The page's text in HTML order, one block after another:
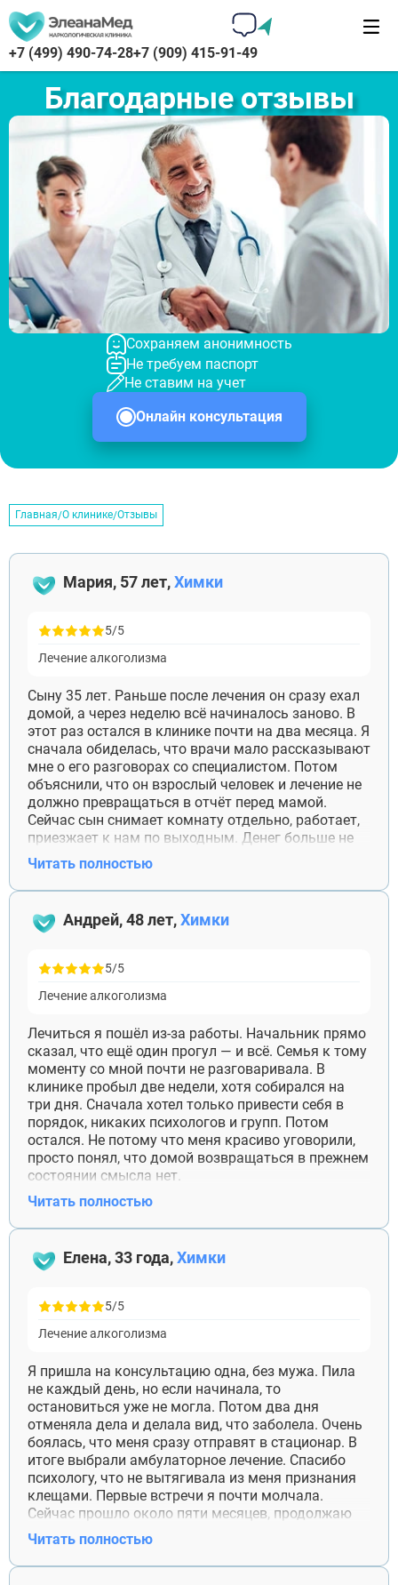
+7 (499) 490-74-28+7 (909) 415-91-49
Благодарные отзывы
Сохраняем анонимность
Не требуем паспорт
Не ставим на учет
Онлайн консультация
Главная О клинике Отзывы
Мария, 57 лет,Химки
5/5
Лечение алкоголизма
Сыну 35 лет. Раньше после лечения он сразу ехал
домой, а через неделю всё начиналось заново. В
этот раз остался в клинике почти на два месяца. Я
сначала обиделась, что врачи мало рассказывают
мне о его разговорах со специалистом. Потом
объяснили, что он взрослый человек и лечение не
должно превращаться в отчёт перед мамой.
Сейчас сын снимает комнату отдельно, работает,
приезжает к нам по выходным. Денег больше не
просит. Недавно сам купил отцу лекарства, хотя
раньше даже не спрашивал, что ему нужно.
Спасибо специалистам ещё и за работу со мной. Я
поняла, что помощь — это не постоянные
проверки и спасение от каждой неприятности.
Читать полностью
Андрей, 48 лет,Химки
5/5
Лечение алкоголизма
Лечиться я пошёл из-за работы. Начальник прямо
сказал, что ещё один прогул — и всё. Семья к тому
моменту со мной почти не разговаривала. В
клинике пробыл две недели, хотя собирался на
три дня. Сначала хотел только привести себя в
порядок, никаких психологов и групп. Потом
остался. Не потому что меня красиво уговорили,
просто понял, что домой возвращаться в прежнем
состоянии смысла нет.
Трезвый уже семь месяцев. Работу сохранил. С
женой пока живём отдельно, и это, наверное,
правильно. Видимся, иногда ужинаем вместе.
семью, а сказал сначала научиться отвечать хотя
Читать полностью
Елена, 33 года,Химки
5/5
Лечение алкоголизма
Я пришла на консультацию одна, без мужа. Пила
не каждый день, но если начинала, то
остановиться уже не могла. Потом два дня
отменяла дела и делала вид, что заболела. Очень
боялась, что меня сразу отправят в стационар. В
итоге выбрали амбулаторное лечение. Спасибо
психологу, что не вытягивала из меня признания
клещами. Первые встречи я почти молчала.
Сейчас прошло около пяти месяцев, продолжаю
приезжать. Алкоголь за это время был один раз.
Раньше после такого я бы просто пропала, а тут
сама позвонила врачу.
Читать полностью